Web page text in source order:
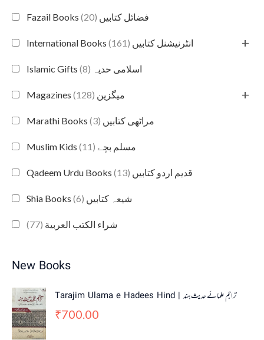
Fazail Books فضائل کتابیں (20)
International Books انٹرنیشنل کتابیں (161) +
Islamic Gifts اسلامی حدیہ (8)
Magazines میگزین (128) +
Marathi Books مراٹھی کتابیں (3)
Muslim Kids مسلم بچے (11)
Qadeem Urdu Books قدیم اردو کتابیں (13)
Shia Books شیعہ کتابیں (6)
شراء الكتب العربية (77)
New Books
Tarajim Ulama e Hadees Hind | تراجم علمائے حديث ہند
₹700.00